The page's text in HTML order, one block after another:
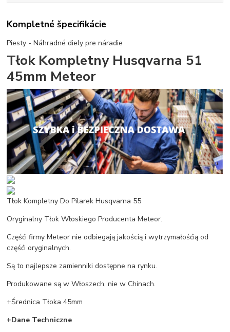
Kompletné špecifikácie
Piesty - Náhradné diely pre náradie
Tłok Kompletny Husqvarna 51
45mm Meteor
Tłok Kompletny Do Pilarek Husqvarna 55
Oryginalny Tłok Włoskiego Producenta Meteor.
Częśći firmy Meteor nie odbiegają jakością i wytrzymałośćią od
częśći oryginalnych.
Są to najlepsze zamienniki dostępne na rynku.
Produkowane są w Włoszech, nie w Chinach.
+Średnica Tłoka 45mm
+Dane Techniczne